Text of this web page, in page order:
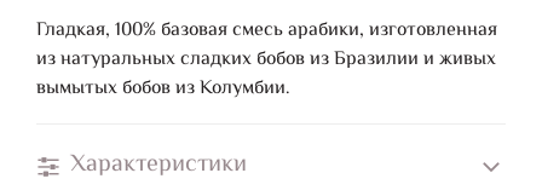
Гладкая, 100% базовая смесь арабики, изготовленная
из натуральных сладких бобов из Бразилии и живых
вымытых бобов из Колумбии.
Характеристики